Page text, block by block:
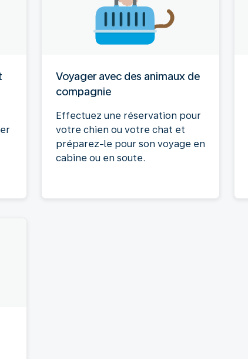
Voyager avec des animaux de
compagnie
Effectuez une réservation pour
votre chien ou votre chat et
préparez-le pour son voyage en
cabine ou en soute.